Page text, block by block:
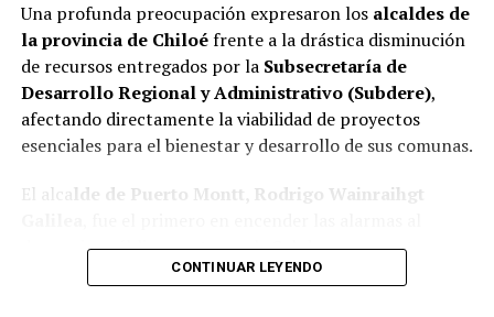
Una profunda preocupación expresaron los alcaldes de
la provincia de Chiloéfrente a la drástica disminución
de recursos entregados por la Subsecretaría de
Desarrollo Regional y Administrativo (Subdere),
afectando directamente la viabilidad de proyectos
esenciales para el bienestar y desarrollo de sus comunas.
El alca lde de Puerto Montt, Rodrigo Wainraihgt
denunciar públicamente que la Subdere no cuenta con
fondos para financiar iniciativas del Programa de
CONTINUAR LEYENDO